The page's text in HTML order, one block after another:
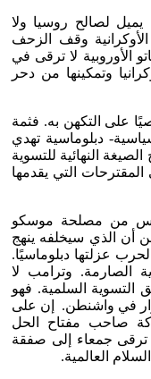
لصالح روسيا ولا
وقف الزحف
الأوروبية لا ترقى في
وتمكينها من دحر
على التكهن به. فثمة
دبلوماسية تهدي
النهائية للتسوية
التي يقدمها
من مصلحة موسكو
أن الذي سيخلفه ينهج
عزلتها دبلوماسيًا.
الصارمة. وترامب لا
السلمية. فهو
في واشنطن. إن على
صاحب مفتاح الحل
ترقى جمعاء إلى صفقة
العالمية.